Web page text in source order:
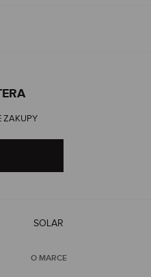
ZAKUPY
SOLAR
O MARCE